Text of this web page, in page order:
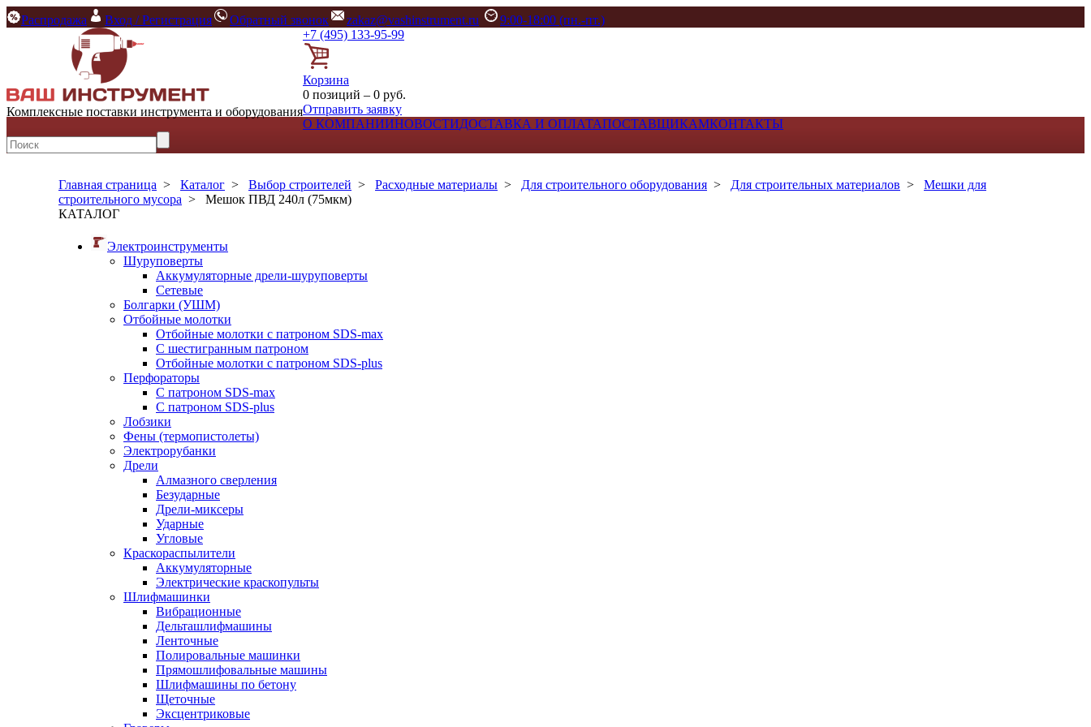
Распродажа Вход / Регистрация Обратный звонок zakaz@vashinstrument.ru 9:00-18:00 (пн.-пт.)
Комплексные поставки инструмента и оборудования
+7 (495) 133-95-99
Корзина
0 позиций – 0 руб.
Отправить заявку
О КОМПАНИИНОВОСТИДОСТАВКА И ОПЛАТАПОСТАВЩИКАМКОНТАКТЫ
Главная страница > Каталог > Выбор строителей > Расходные материалы > Для строительного оборудования > Для строительных материалов > Мешки для
строительного мусора > Мешок ПВД 240л (75мкм)
КАТАЛОГ
Электроинструменты
Шуруповерты
Аккумуляторные дрели-шуруповерты
Сетевые
Болгарки (УШМ)
Отбойные молотки
Отбойные молотки с патроном SDS-max
С шестигранным патроном
Отбойные молотки с патроном SDS-plus
Перфораторы
С патроном SDS-max
С патроном SDS-plus
Лобзики
Фены (термопистолеты)
Электрорубанки
Дрели
Алмазного сверления
Безударные
Дрели-миксеры
Ударные
Угловые
Краскораспылители
Аккумуляторные
Электрические краскопульты
Шлифмашинки
Вибрационные
Дельташлифмашины
Ленточные
Полировальные машинки
Прямошлифовальные машины
Шлифмашины по бетону
Щеточные
Эксцентриковые